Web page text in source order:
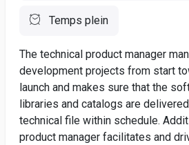
Temps plein
The technical product manager
development projects from start
launch and makes sure that the
libraries and catalogs are
technical file within schedule.
product manager facilitates and